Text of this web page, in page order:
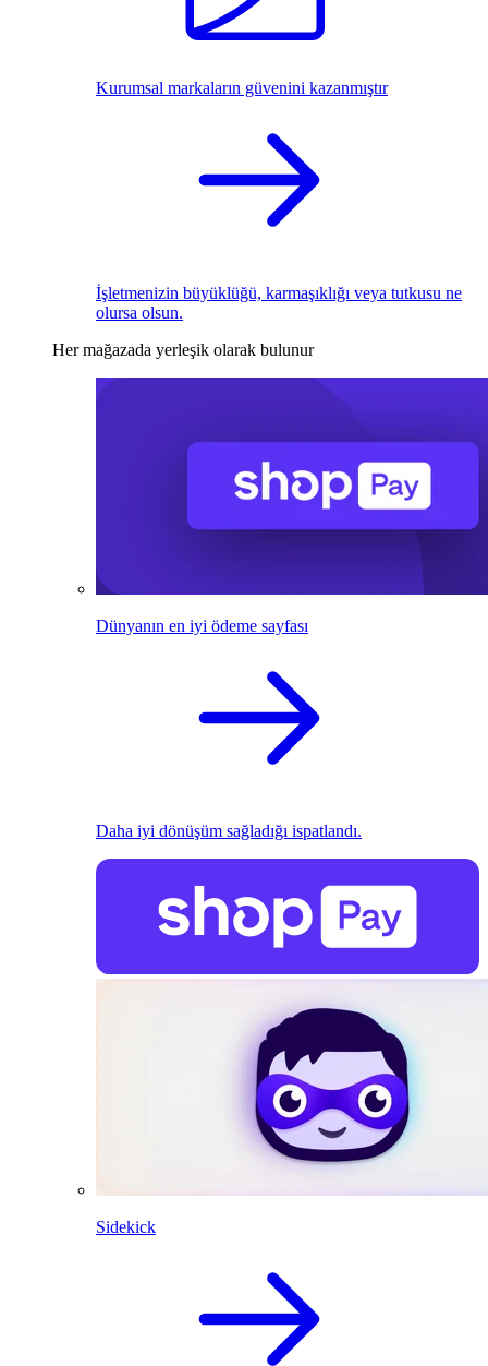
Kurumsal markaların güvenini kazanmıştır
İşletmenizin büyüklüğü, karmaşıklığı veya tutkusu ne
olursa olsun.
Her mağazada yerleşik olarak bulunur
Dünyanın en iyi ödeme sayfası
Daha iyi dönüşüm sağladığı ispatlandı.
Sidekick